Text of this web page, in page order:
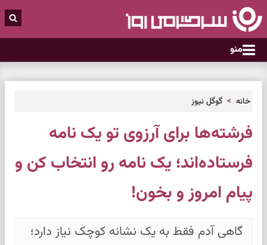
منو
خانه گوگل نیوز
فرشته‌ها برای آرزوی تو یک نامه
فرستاده‌اند؛ یک نامه رو انتخاب کن و
پیام امروز و بخون!
گاهی آدم فقط به یک نشانه کوچک نیاز دارد؛